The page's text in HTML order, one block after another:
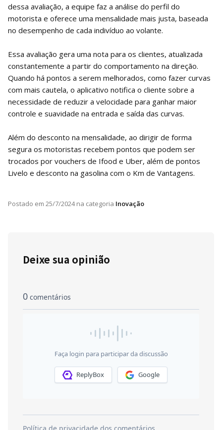
dessa avaliação, a equipe faz a análise do perfil do
motorista e oferece uma mensalidade mais justa, baseada
no desempenho de cada indivíduo ao volante.
Essa avaliação gera uma nota para os clientes, atualizada
constantemente a partir do comportamento na direção.
Quando há pontos a serem melhorados, como fazer curvas
com mais cautela, o aplicativo notifica o cliente sobre a
necessidade de reduzir a velocidade para ganhar maior
controle e suavidade na entrada e saída das curvas.
Além do desconto na mensalidade, ao dirigir de forma
segura os motoristas recebem pontos que podem ser
trocados por vouchers de Ifood e Uber, além de pontos
Livelo e desconto na gasolina com o Km de Vantagens.
Postado em 25/7/2024na categoria Inovação
Deixe sua opinião